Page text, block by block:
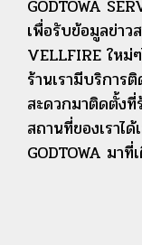
GODTOWA
เพื่อรับข้อมูลข่า
VELLFIRE ใหม่
ร้านเรามีบริการ
สะดวกมาติดตั้งที่
สถานที่ของเราได้
GODTOWA มา